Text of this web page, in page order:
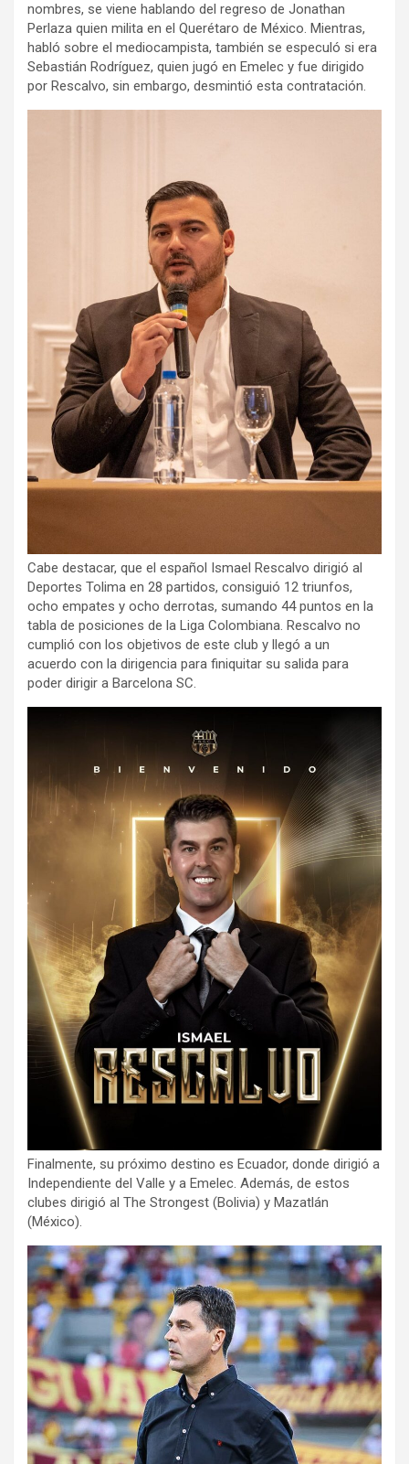
nombres, se viene hablando del regreso de Jonathan
Perlaza quien milita en el Querétaro de México. Mientras,
habló sobre el mediocampista, también se especuló si era
Sebastián Rodríguez, quien jugó en Emelec y fue dirigido
por Rescalvo, sin embargo, desmintió esta contratación.
Cabe destacar, que el español Ismael Rescalvo dirigió al
Deportes Tolima en 28 partidos, consiguió 12 triunfos,
ocho empates y ocho derrotas, sumando 44 puntos en la
tabla de posiciones de la Liga Colombiana. Rescalvo no
cumplió con los objetivos de este club y llegó a un
acuerdo con la dirigencia para finiquitar su salida para
poder dirigir a Barcelona SC.
Finalmente, su próximo destino es Ecuador, donde dirigió a
Independiente del Valle y a Emelec. Además, de estos
clubes dirigió al The Strongest (Bolivia) y Mazatlán
(México).